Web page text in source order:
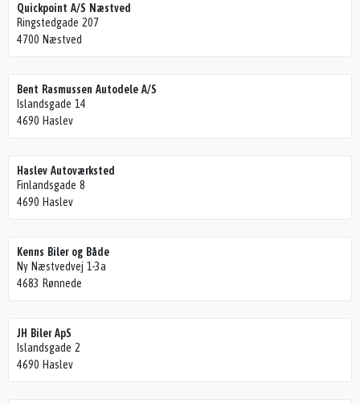
Quickpoint A/S Næstved
Ringstedgade 207
4700 Næstved
Bent Rasmussen Autodele A/S
Islandsgade 14
4690 Haslev
Haslev Autoværksted
Finlandsgade 8
4690 Haslev
Kenns Biler og Både
Ny Næstvedvej 1-3a
4683 Rønnede
JH Biler ApS
Islandsgade 2
4690 Haslev